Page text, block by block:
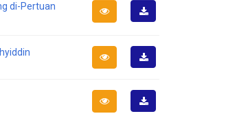
di-Pertuan